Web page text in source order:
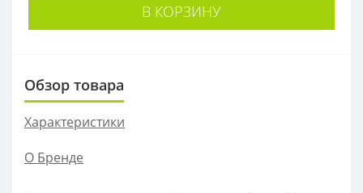
В КОРЗИНУ
Обзор товара
Характеристики
О Бренде